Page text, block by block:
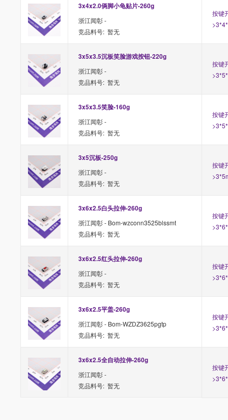
3x4x2.0俩脚小龟贴片-260g
浙江闻彰 -
竞品料号: 暂无
按键
3x5x3.5沉板笑脸游戏按钮-220g
浙江闻彰 -
竞品料号: 暂无
按键
3x5x3.5笑脸-160g
浙江闻彰 -
竞品料号: 暂无
按键
3x5沉板-250g
浙江闻彰 -
竞品料号: 暂无
按键
3x6x2.5白头拉伸-260g
浙江闻彰 - Bom-wzconn3525blssmt
竞品料号: 暂无
按键
3x6x2.5红头拉伸-260g
浙江闻彰 -
竞品料号: 暂无
按键
3x6x2.5平盖-260g
浙江闻彰 - Bom-WZDZ3625pgtp
竞品料号: 暂无
按键
3x6x2.5全自动拉伸-260g
浙江闻彰 -
竞品料号: 暂无
按键